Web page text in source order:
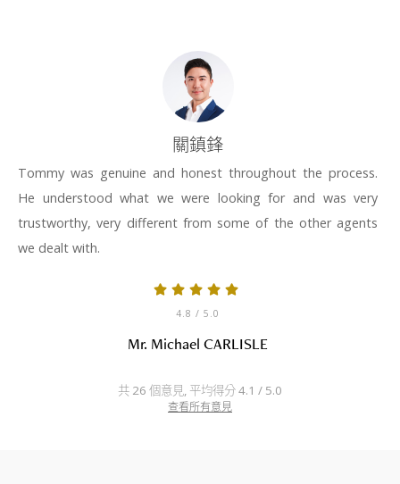
關鎮鋒
Tommy was genuine and honest throughout the process.
He understood what we were looking for and was very
trustworthy, very different from some of the other agents
we dealt with.
4.8 / 5.0
Mr. Michael CARLISLE
共 26 個意見, 平均得分 4.1 / 5.0
查看所有意見